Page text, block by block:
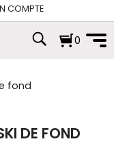
COMPTE
0
fond
DE FOND